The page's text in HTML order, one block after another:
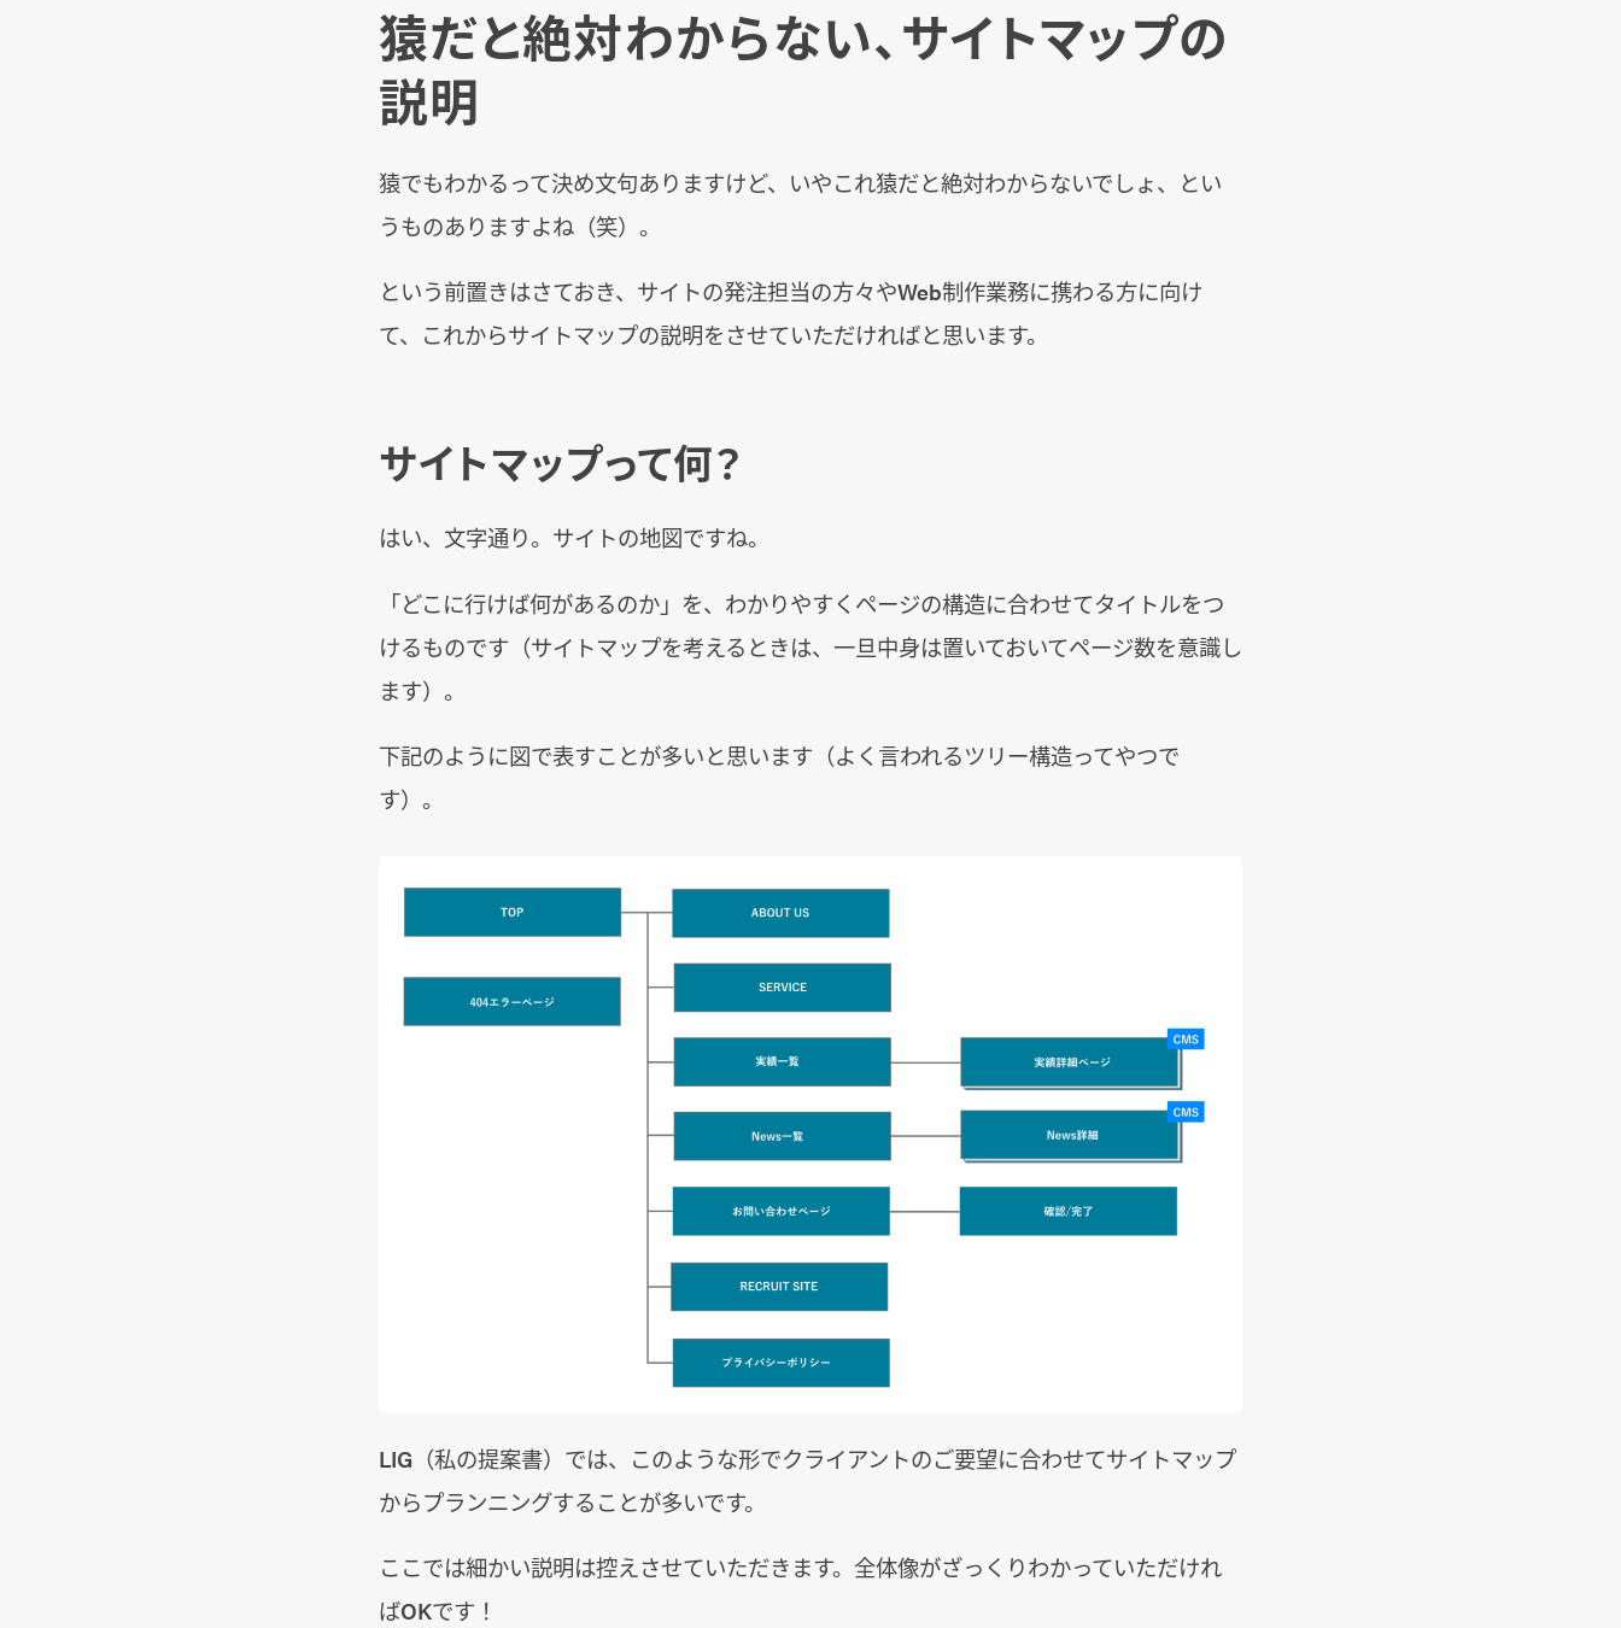
猿だと絶対わからない、サイトマップの
説明
猿でもわかるって決め文句ありますけど、いやこれ猿だと絶対わからないでしょ、とい
うものありますよね（笑）。
という前置きはさておき、サイトの発注担当の方々やWeb制作業務に携わる方に向け
て、これからサイトマップの説明をさせていただければと思います。
サイトマップって何？
はい、文字通り。サイトの地図ですね。
「どこに行けば何があるのか」を、わかりやすくページの構造に合わせてタイトルをつ
けるものです（サイトマップを考えるときは、一旦中身は置いておいてページ数を意識し
ます）。
下記のように図で表すことが多いと思います（よく言われるツリー構造ってやつで
す）。
LIG（私の提案書）では、このような形でクライアントのご要望に合わせてサイトマップ
からプランニングすることが多いです。
ここでは細かい説明は控えさせていただきます。全体像がざっくりわかっていただけれ
ばOKです！